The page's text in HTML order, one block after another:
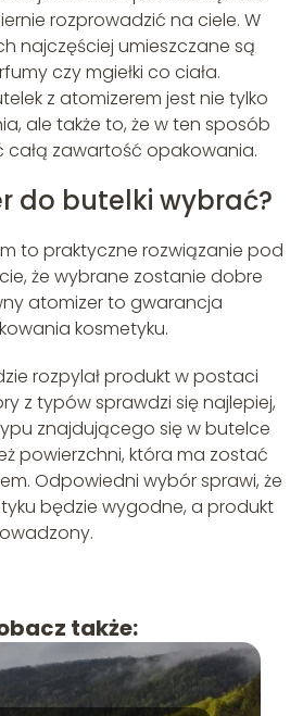
rozprowadzić na ciele. W
najczęściej umieszczane są
czy mgiełki co ciała.
z atomizerem jest nie tylko
ale także to, że w ten sposób
całą zawartość opakowania.
do butelki wybrać?
to praktyczne rozwiązanie pod
że wybrane zostanie dobre
atomizer to gwarancja
kosmetyku.
rozpylał produkt w postaci
z typów sprawdzi się najlepiej,
znajdującego się w butelce
powierzchni, która ma zostać
Odpowiedni wybór sprawi, że
będzie wygodne, a produkt
także: